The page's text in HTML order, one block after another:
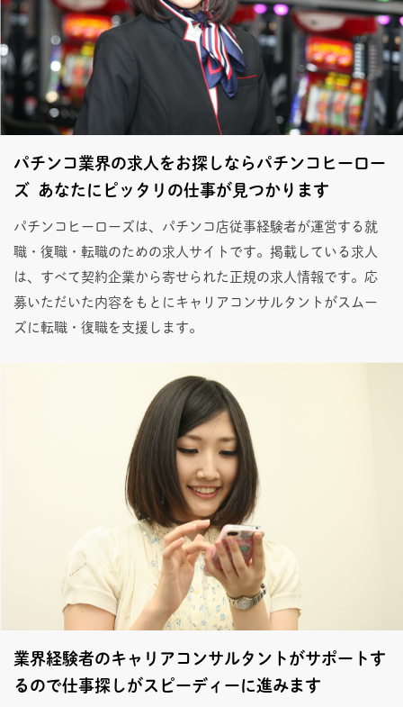
パチンコ業界の求人をお探しならパチンコヒーロー
ズ あなたにピッタリの仕事が見つかります
パチンコヒーローズは、パチンコ店従事経験者が運営する就
職・復職・転職のための求人サイトです。掲載している求人
は、すべて契約企業から寄せられた正規の求人情報です。応
募いただいた内容をもとにキャリアコンサルタントがスムー
ズに転職・復職を支援します。
業界経験者のキャリアコンサルタントがサポートす
るので仕事探しがスピーディーに進みます